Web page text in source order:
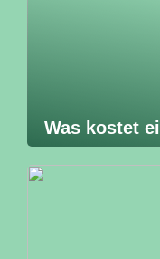
Was kostet